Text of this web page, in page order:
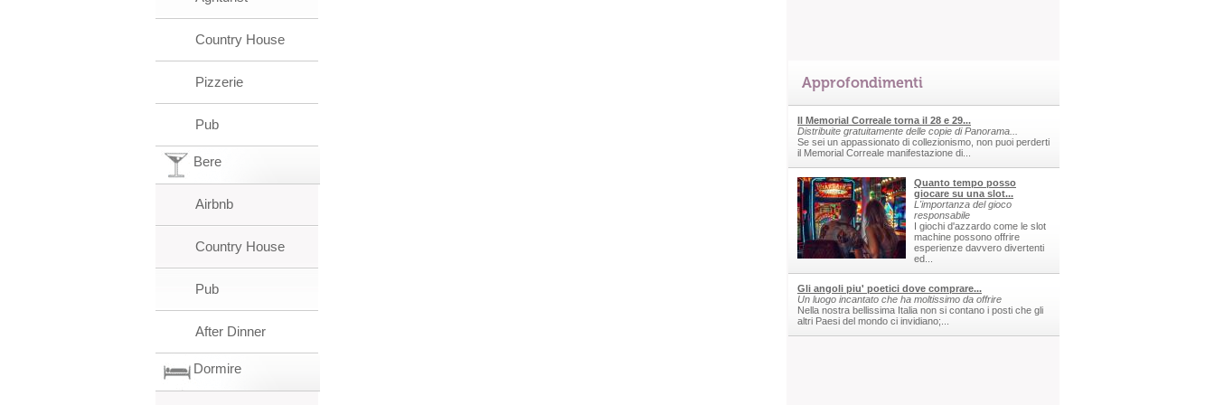
Country House
Pizzerie
Pub
Bere
Airbnb
Country House
Pub
After Dinner
Dormire
Approfondimenti
Il Memorial Correale torna il 28 e 29...
Distribuite gratuitamente delle copie di Panorama...
Se sei un appassionato di collezionismo, non puoi perderti
il Memorial Correale manifestazione di...
Quanto tempo posso
giocare su una slot...
L'importanza del gioco
responsabile
I giochi d'azzardo come le slot
machine possono offrire
esperienze davvero divertenti
ed...
Gli angoli piu' poetici dove comprare...
Un luogo incantato che ha moltissimo da offrire
Nella nostra bellissima Italia non si contano i posti che gli
altri Paesi del mondo ci invidiano;...